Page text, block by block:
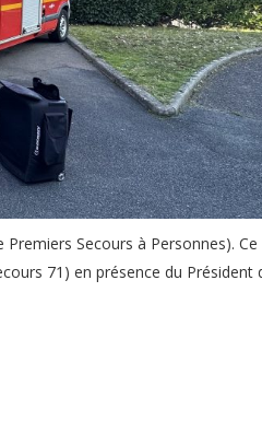
Premiers Secours à Personnes). Ce
71) en présence du Président